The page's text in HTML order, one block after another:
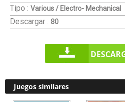
Tipo : Various / Electro- Mechanical
Descargar : 80
Juegos similares